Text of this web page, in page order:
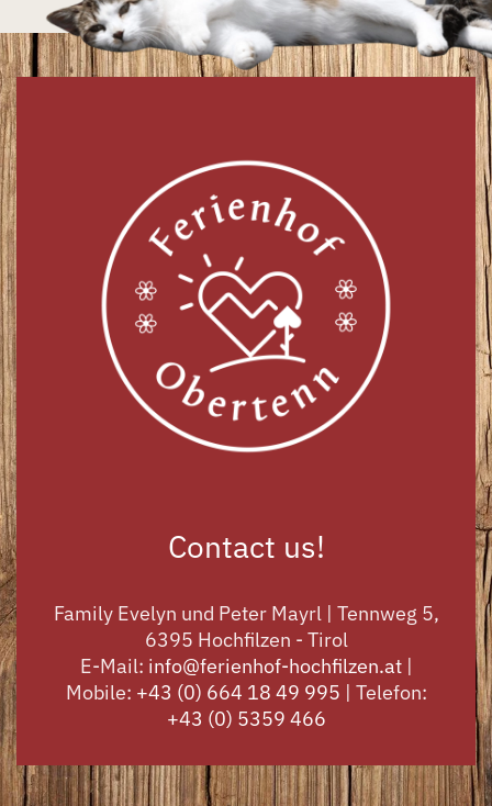
Contact us!
Family Evelyn und Peter Mayrl | Tennweg 5,
6395 Hochfilzen - Tirol
E-Mail: info@ferienhof-hochfilzen.at|
Mobile: +43 (0) 664 18 49 995 | Telefon:
+43 (0) 5359 466